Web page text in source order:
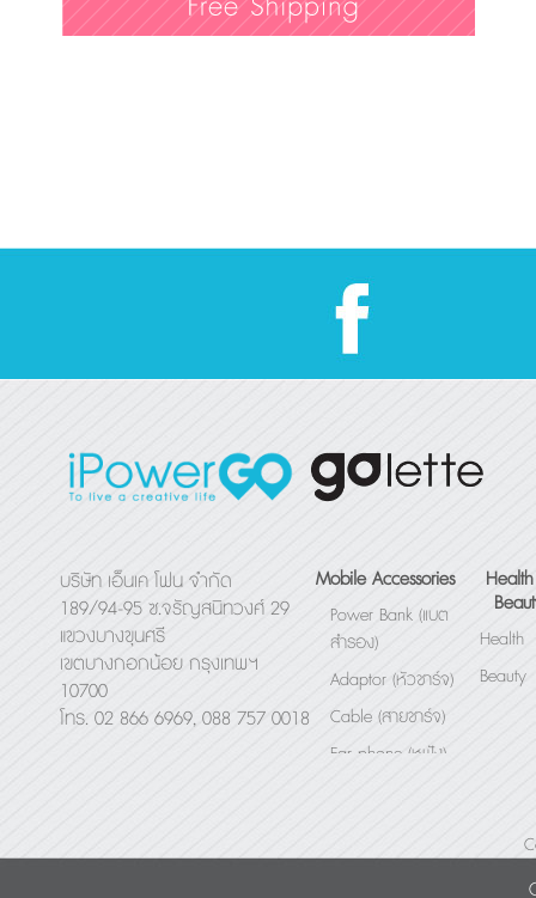
บริษัท เอ็นเค โฟน จำกัด
189/94-95 ซ.จรัญสนิทวงศ์ 29
แขวงบางขุนศรี
เขตบางกอกน้อย กรุงเทพฯ
10700
โทร. 02 866 6969, 088 757 0018
Mobile Accessories
Power Bank (แบต
สำรอง)
Adaptor (หัวชาร์จ)
Cable (สายชาร์จ)
Ear phone (หูฟัง)
Others (อื่นๆ)
Health
Beauty